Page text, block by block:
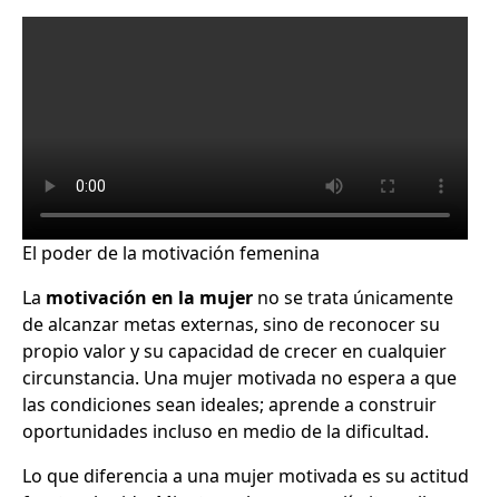
El poder de la motivación femenina
La motivación en la mujer no se trata únicamente
de alcanzar metas externas, sino de reconocer su
propio valor y su capacidad de crecer en cualquier
circunstancia. Una mujer motivada no espera a que
las condiciones sean ideales; aprende a construir
oportunidades incluso en medio de la dificultad.
Lo que diferencia a una mujer motivada es su actitud